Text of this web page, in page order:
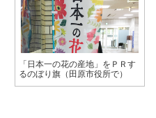
「日本一の花の産地」をＰＲす
るのぼり旗（田原市役所で）